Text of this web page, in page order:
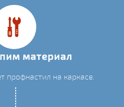
материал
профнастил на каркасе.